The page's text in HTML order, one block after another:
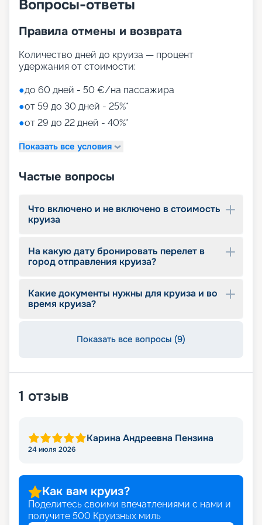
Вопросы-ответы
Правила отмены и возврата
Количество дней до круиза — процент
удержания от стоимости:
●до 60 дней - 50 €/на пассажира
●от 59 до 30 дней - 25%*
●от 29 до 22 дней - 40%*
Показать все условия
Частые вопросы
Что включено и не включено в стоимость
круиза
На какую дату бронировать перелет в
город отправления круиза?
Какие документы нужны для круиза и во
время круиза?
Показать все вопросы (9)
1 отзыв
Карина Андреевна Пензина
24 июля 2026
Как вам круиз?
Поделитесь своими впечатлениями с нами и
получите 500 Круизных миль